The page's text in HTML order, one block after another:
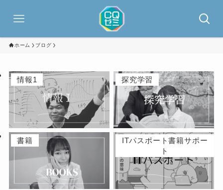
ホーム ブログ
情報1 探究学習
書籍
ITパスポート書籍サポー
ト